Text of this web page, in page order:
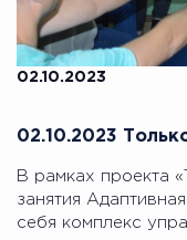
02.10.2023
02.10.2023
В рамках проекта
занятия
себя комплекс